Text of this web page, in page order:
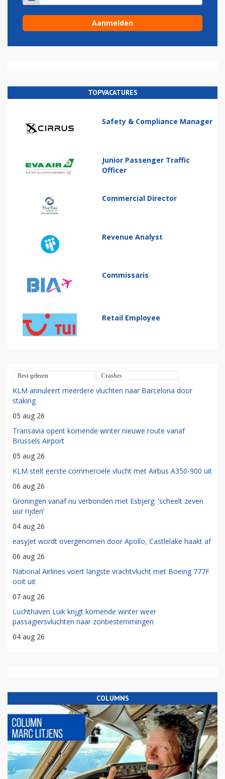
TOPVACATURES
Safety & Compliance Manager
Junior Passenger Traffic
Officer
Commercial Director
Revenue Analyst
Commissaris
Retail Employee
Best gelezen Crashes
KLM annuleert meerdere vluchten naar Barcelona door
staking
05 aug 26
Transavia opent komende winter nieuwe route vanaf
Brussels Airport
05 aug 26
KLM stelt eerste commerciële vlucht met Airbus A350-900 uit
06 aug 26
Groningen vanaf nu verbonden met Esbjerg: 'scheelt zeven
uur rijden'
04 aug 26
easyJet wordt overgenomen door Apollo, Castlelake haakt af
06 aug 26
National Airlines voert langste vrachtvlucht met Boeing 777F
ooit uit
07 aug 26
Luchthaven Luik krijgt komende winter weer
passagiersvluchten naar zonbestemmingen
04 aug 26
COLUMNS